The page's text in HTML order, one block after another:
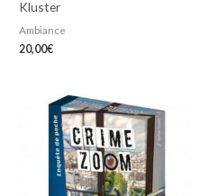
Kluster
Ambiance
20,00€